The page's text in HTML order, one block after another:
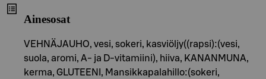
Ainesosat
VEHNÄJAUHO, vesi, sokeri, kasviöljy((rapsi):(vesi,
suola, aromi, A- ja D-vitamiini), hiiva, KANANMUNA,
kerma, GLUTEENI, Mansikkapalahillo:(sokeri,